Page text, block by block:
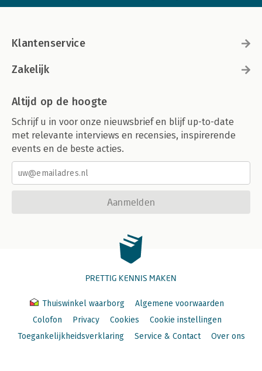
Klantenservice
Zakelijk
Altijd op de hoogte
Schrijf u in voor onze nieuwsbrief en blijf up-to-date
met relevante interviews en recensies, inspirerende
events en de beste acties.
Aanmelden
PRETTIG KENNIS MAKEN
Thuiswinkel waarborg
Algemene voorwaarden
Colofon
Privacy Cookies
Cookie instellingen
Toegankelijkheidsverklaring
Service & Contact Over ons